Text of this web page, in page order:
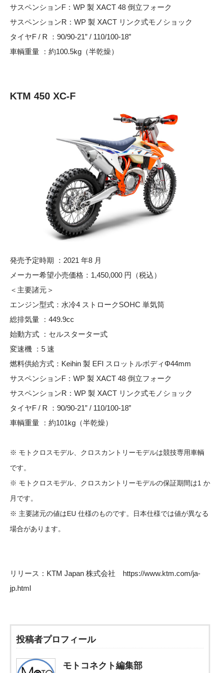
サスペンションF：WP 製 XACT 48 倒立フォーク
サスペンションR：WP 製 XACT リンク式モノショック
タイヤF / R ：90/90-21” / 110/100-18”
車輌重量 ：約100.5kg（半乾燥）
KTM 450 XC-F
発売予定時期 ：2021 年8 月
メーカー希望小売価格：1,450,000 円（税込）
＜主要諸元＞
エンジン型式：水冷4 ストロークSOHC 単気筒
総排気量 ：449.9cc
始動方式 ：セルスターター式
変速機 ：5 速
燃料供給方式：Keihin 製 EFI スロットルボディΦ44mm
サスペンションF：WP 製 XACT 48 倒立フォーク
サスペンションR：WP 製 XACT リンク式モノショック
タイヤF / R ：90/90-21” / 110/100-18”
車輌重量 ：約101kg（半乾燥）
※ モトクロスモデル、クロスカントリーモデルは競技専用車輌
です。
※ モトクロスモデル、クロスカントリーモデルの保証期間は1 か
月です。
※ 主要諸元の値はEU 仕様のものです。日本仕様では値が異なる
場合があります。
リリース：KTM Japan 株式会社 https://www.ktm.com/ja-
jp.html
投稿者プロフィール
モトコネクト編集部